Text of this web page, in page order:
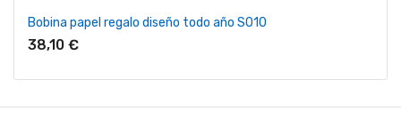
Bobina papel regalo diseño todo año S010
38,10 €